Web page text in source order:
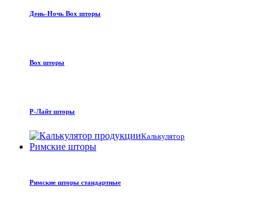
День-Ночь Box шторы
Box шторы
Р-Лайт шторы
Калькулятор
Римские шторы
Римские шторы стандартные